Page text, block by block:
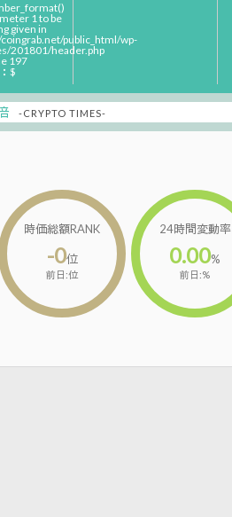
1 to be
given in
public_html/wp-
201801/header.php
197
$
-CRYPTO TIMES-
時価総額RANK
-0位
前日:位
24時間変動率
0.00%
前日:%